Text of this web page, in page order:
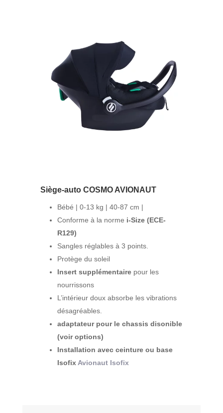
Siège-auto COSMO AVIONAUT
Bébé | 0-13 kg | 40-87 cm |
Conforme à la norme i-Size (ECE-
R129)
Sangles réglables à 3 points.
Protège du soleil
Insert supplémentairepour les
nourrissons
L’intérieur doux absorbe les vibrations
désagréables.
adaptateur pour le chassis disonible
(voir options)
Installation avec ceinture ou base
IsofixAvionaut Isofix